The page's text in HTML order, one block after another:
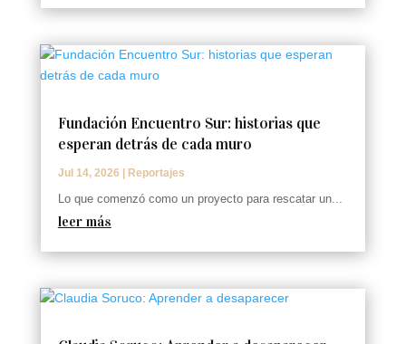
Fundación Encuentro Sur: historias que
esperan detrás de cada muro
Jul 14, 2026 | Reportajes
Lo que comenzó como un proyecto para rescatar un...
leer más